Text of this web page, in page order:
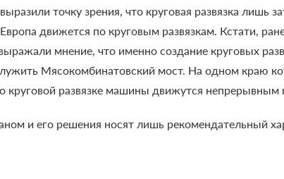
точку зрения, что круговая развязка лишь
движется по круговым развязкам. Кстати,
мнение, что именно создание круговых
Мясокомбинатовский мост. На одном краю
круговой развязке машины движутся
и его решения носят лишь рекомендательный